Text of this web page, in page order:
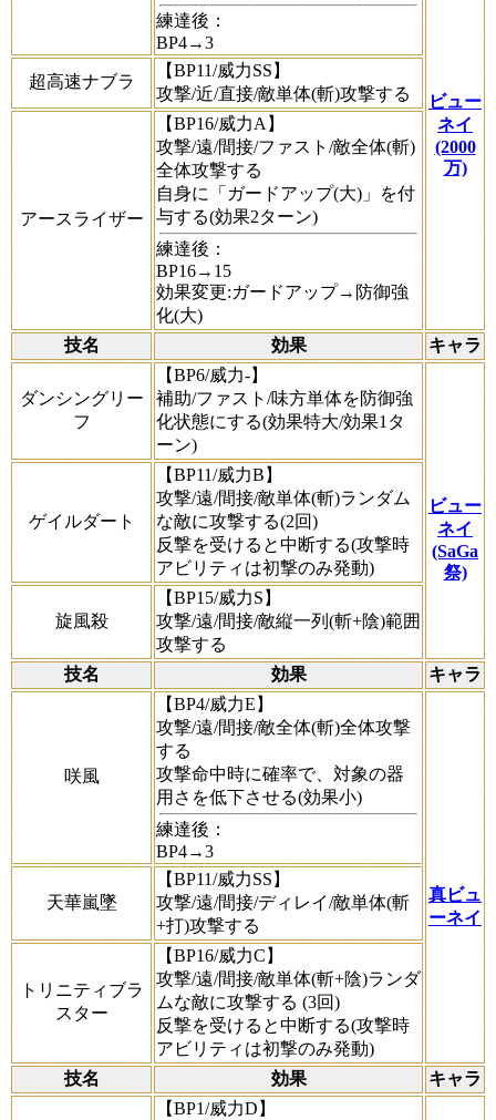
練達後：
BP4→3
ビュー
ネイ
(2000
万)
超高速ナブラ
【BP11/威力SS】
攻撃/近/直接/敵単体(斬)攻撃する
アースライザー
【BP16/威力A】
攻撃/遠/間接/ファスト/敵全体(斬)
全体攻撃する
自身に「ガードアップ(大)」を付
与する(効果2ターン)
練達後：
BP16→15
効果変更:ガードアップ→防御強
化(大)
技名
効果 キャラ
ダンシングリー
フ
【BP6/威力-】
補助/ファスト/味方単体を防御強
化状態にする(効果特大/効果1タ
ーン)
ビュー
ネイ
(SaGa
祭)
ゲイルダート
【BP11/威力B】
攻撃/遠/間接/敵単体(斬)ランダム
な敵に攻撃する(2回)
反撃を受けると中断する(攻撃時
アビリティは初撃のみ発動)
旋風殺
【BP15/威力S】
攻撃/遠/間接/敵縦一列(斬+陰)範囲
攻撃する
技名
効果 キャラ
咲風
【BP4/威力E】
攻撃/遠/間接/敵全体(斬)全体攻撃
する
攻撃命中時に確率で、対象の器
用さを低下させる(効果小)
練達後：
BP4→3
真ビュ
ーネイ
天華嵐墜
【BP11/威力SS】
攻撃/遠/間接/ディレイ/敵単体(斬
+打)攻撃する
トリニティブラ
スター
【BP16/威力C】
攻撃/遠/間接/敵単体(斬+陰)ランダ
ムな敵に攻撃する (3回)
反撃を受けると中断する(攻撃時
アビリティは初撃のみ発動)
技名
効果 キャラ
【BP1/威力D】